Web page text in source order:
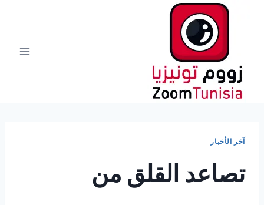
آخر الأخبار
تصاعد القلق من